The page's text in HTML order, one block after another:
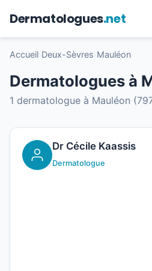
Dermatologues.net
Accueil Deux-Sèvres Mauléon
Dermatologues à
1 dermatologue à Mauléon
Dr Cécile Kaassis
Dermatologue